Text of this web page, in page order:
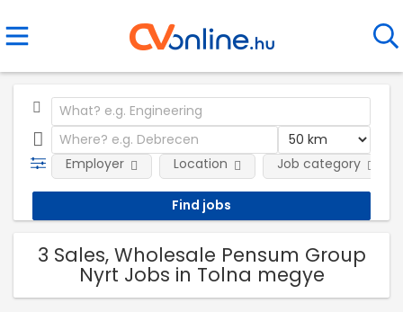
Employer Location Job category
3 Sales, Wholesale Pensum Group
Nyrt Jobs in Tolna megye